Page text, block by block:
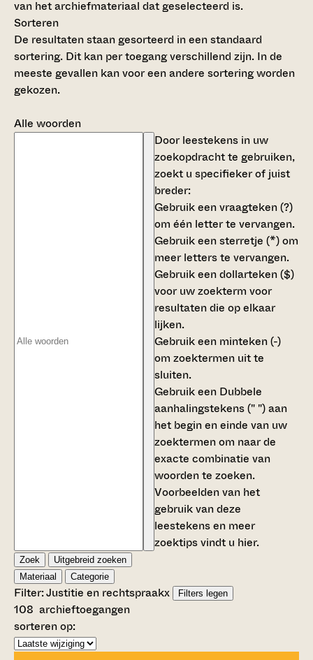
van het archiefmateriaal dat geselecteerd is.
Sorteren
De resultaten staan gesorteerd in een standaard
sortering. Dit kan per toegang verschillend zijn. In de
meeste gevallen kan voor een andere sortering worden
gekozen.
Alle woorden
Door leestekens in uw
zoekopdracht te gebruiken,
zoekt u specifieker of juist
breder:
Gebruik eenvraagteken (?)
om één letter te vervangen.
Gebruik eensterretje (*)om
meer letters te vervangen.
Gebruik eendollarteken ($)
voor uw zoekterm voor
resultaten die op elkaar
lijken.
Gebruik een minteken (-)
om zoektermen uit te
sluiten.
Gebruik een Dubbele
aanhalingstekens (" ")aan
het begin en einde van uw
zoektermen om naar de
exacte combinatie van
woorden te zoeken.
Voorbeelden van het
gebruik van deze
leestekens en meer
zoektips vindt u hier.
Zoek
Uitgebreid zoeken
Materiaal
Categorie
Filter:Justitie en rechtspraakx Filters legen
108 archieftoegangen
sorteren op: